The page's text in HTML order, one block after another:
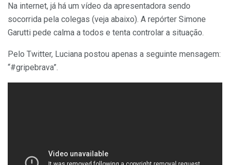
Na internet, já há um vídeo da apresentadora sendo
socorrida pela colegas (veja abaixo). A repórter Simone
Garutti pede calma a todos e tenta controlar a situação.
Pelo Twitter, Luciana postou apenas a seguinte mensagem:
“#gripebrava”.